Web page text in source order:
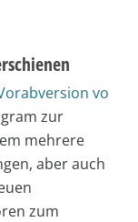
vo
zur
mehrere
aber auch
zum